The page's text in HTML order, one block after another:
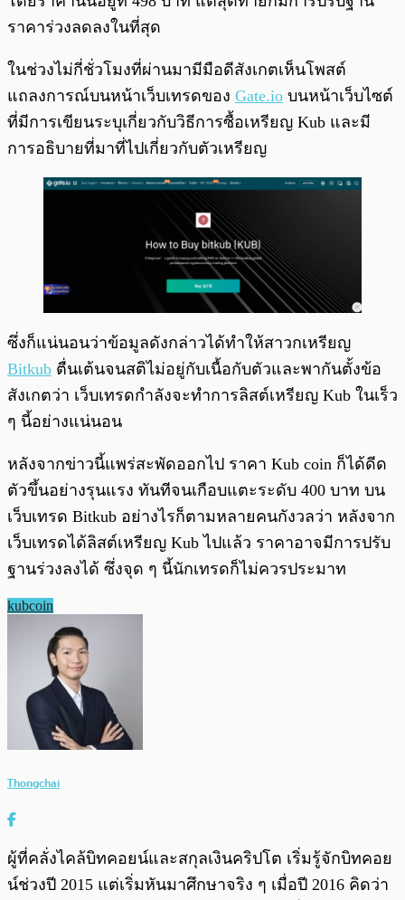
ราคาร่วงลดลงในที่สุด
ในช่วงไม่กี่ชั่วโมงที่ผ่านมามีมือดีสังเกตเห็นโพสต์
แถลงการณ์บนหน้าเว็บเทรดของ Gate.io บนหน้าเว็บไซต์
ที่มีการเขียนระบุเกี่ยวกับวิธีการซื้อเหรียญ Kub และมี
การอธิบายที่มาที่ไปเกี่ยวกับตัวเหรียญ
ซึ่งก็แน่นอนว่าข้อมูลดังกล่าวได้ทำให้สาวกเหรียญ
Bitkub ตื่นเต้นจนสติไม่อยู่กับเนื้อกับตัวและพากันตั้งข้อ
สังเกตว่า เว็บเทรดกำลังจะทำการลิสต์เหรียญ Kub ในเร็ว
ๆ นี้อย่างแน่นอน
หลังจากข่าวนี้แพร่สะพัดออกไป ราคา Kub coin ก็ได้ดีด
ตัวขึ้นอย่างรุนแรง ทันทีจนเกือบแตะระดับ 400 บาท บน
เว็บเทรด Bitkub อย่างไรก็ตามหลายคนกังวลว่า หลังจาก
เว็บเทรดได้ลิสต์เหรียญ Kub ไปแล้ว ราคาอาจมีการปรับ
ฐานร่วงลงได้ ซึ่งจุด ๆ นี้นักเทรดก็ไม่ควรประมาท
kubcoin
Thongchai
ผู้ที่คลั่งไคล้บิทคอยน์และสกุลเงินคริปโต เริ่มรู้จักบิทคอย
น์ช่วงปี 2015 แต่เริ่มหันมาศึกษาจริง ๆ เมื่อปี 2016 คิดว่า